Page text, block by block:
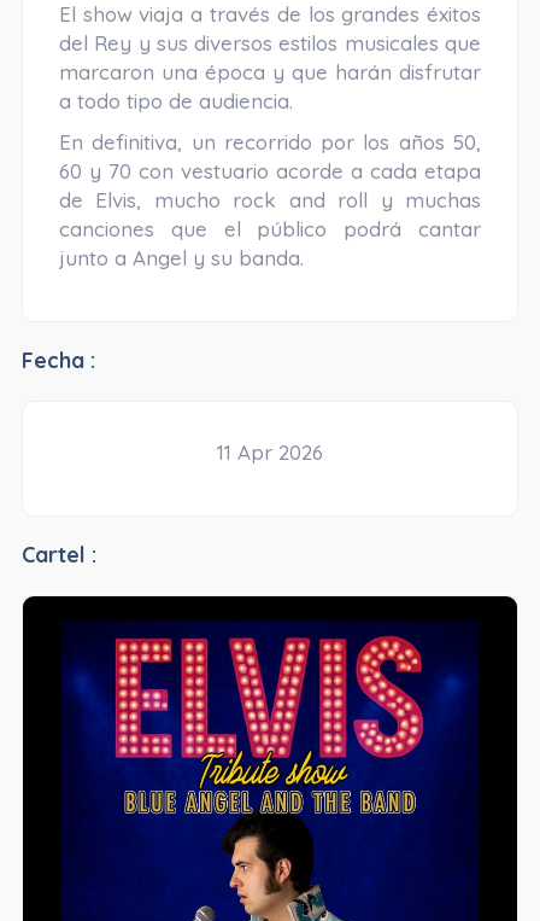
El show viaja a través de los grandes éxitos
del Rey y sus diversos estilos musicales que
marcaron una época y que harán disfrutar
a todo tipo de audiencia.
En definitiva, un recorrido por los años 50,
60 y 70 con vestuario acorde a cada etapa
de Elvis, mucho rock and roll y muchas
canciones que el público podrá cantar
junto a Angel y su banda.
Fecha :
11 Apr 2026
Cartel :